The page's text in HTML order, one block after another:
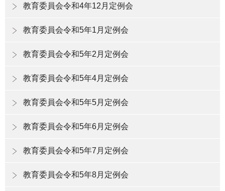
教育委員会令和4年12月定例会
教育委員会令和5年1月定例会
教育委員会令和5年2月定例会
教育委員会令和5年4月定例会
教育委員会令和5年5月定例会
教育委員会令和5年6月定例会
教育委員会令和5年7月定例会
教育委員会令和5年8月定例会